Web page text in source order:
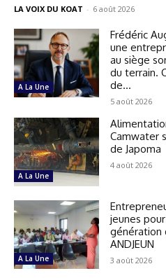
LA VOIX DU KOAT - 6 août 2026
A La Une
Frédéric
une
au siège
du terrain.
de...
5 août 2026
A La Une
Camwater
de Japoma
4 août 2026
A La Une
jeunes
génération
ANDJEUN
3 août 2026